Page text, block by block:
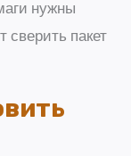
нужны
сверить пакет